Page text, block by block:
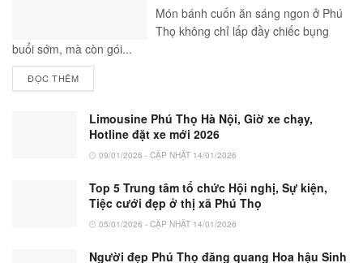
Món bánh cuốn ăn sáng ngon ở Phú
Thọ không chỉ lấp đầy chiếc bụng
buổi sớm, mà còn gói...
ĐỌC THÊM
Limousine Phú Thọ Hà Nội, Giờ xe chạy,
Hotline đặt xe mới 2026
09/01/2026 - CẬP NHẬT 14/01/2026
Top 5 Trung tâm tổ chức Hội nghị, Sự kiện,
Tiệc cưới đẹp ở thị xã Phú Thọ
05/01/2026 - CẬP NHẬT 14/01/2026
Người đẹp Phú Thọ đăng quang Hoa hậu Sinh